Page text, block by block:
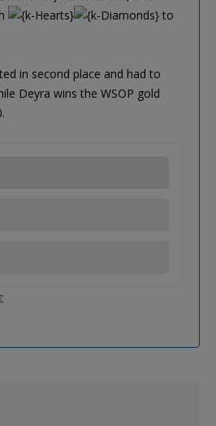
to
in second place and had to
Deyra wins the WSOP gold